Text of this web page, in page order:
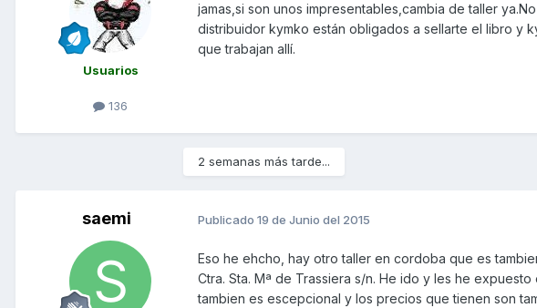
Usuarios
136
jamas,si son unos impresentables,cambia de taller
distribuidor kymko están obligados a sellarte el libro y
que trabajan allí.
2 semanas más tarde...
saemi Publicado 19 de Junio del 2015
Eso he ehcho, hay otro taller en cordoba que es
Ctra. Sta. Mª de Trassiera s/n. He ido y les he
tambien es escepcional y los precios que tienen son